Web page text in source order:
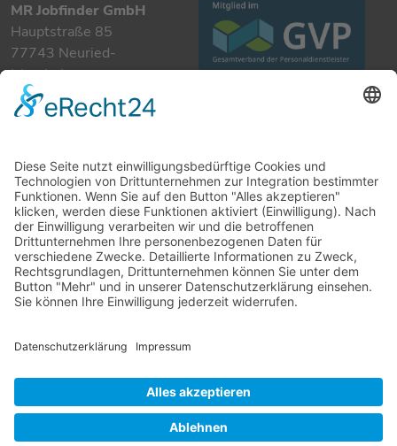
MR Jobfinder GmbH
Hauptstraße 85
77743 Neuried-
Ichenheim
+49 7807 885 901 0
info@mrjobfinder.com
Für Arbeitgeber
Für Arbeitnehmer
Stellenanzeigen
Kandidaten
Kontakt
Datenschutzerklärung
Cookie-Einstellungen